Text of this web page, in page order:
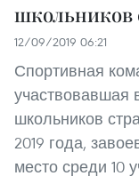
12/09/2019 06:21
Спортивная
участвовавшая
школьников
2019 года,
место среди 10